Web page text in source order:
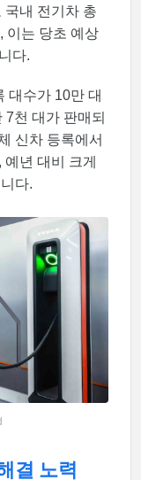
국내 전기차 총
이는 당초 예상
다.
대수가 10만 대
천 대가 판매되
신차 등록에서
년 대비 크게
다.
결 노력